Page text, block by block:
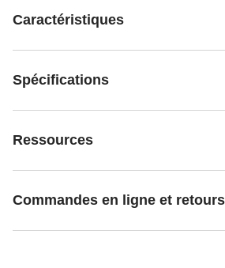
herbes annuelles et vivaces, telles que le
oiseaux, l'herbe à poux, la renouée, l'herbe
Caractéristiques
Spécifications
Ressources
Commandes en ligne et retours